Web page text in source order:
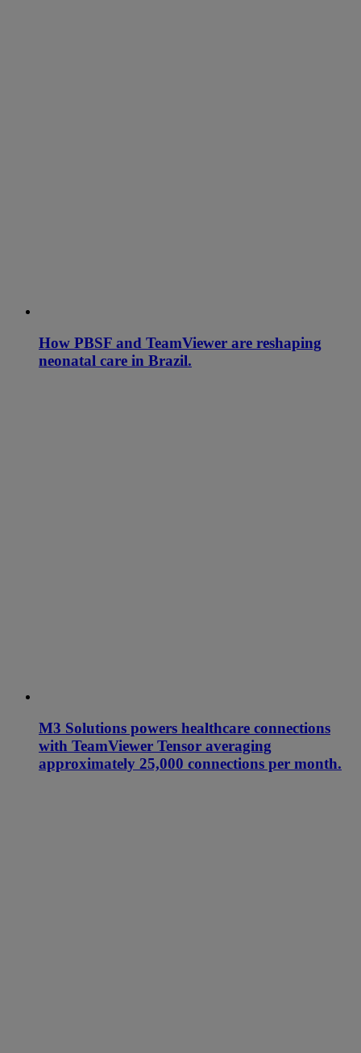
How PBSF and TeamViewer are reshaping
neonatal care in Brazil.
M3 Solutions powers healthcare connections
with TeamViewer Tensor averaging
approximately 25,000 connections per month.